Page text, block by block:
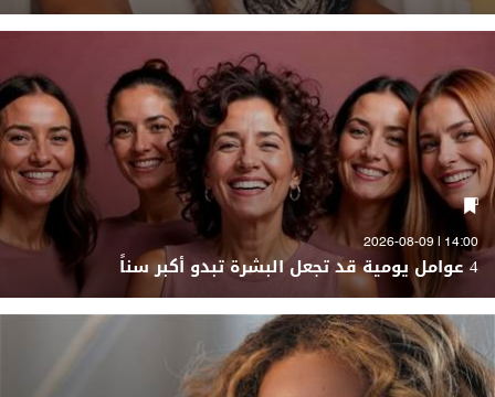
14:00 | 2026-08-09
4 عوامل يومية قد تجعل البشرة تبدو أكبر سناً